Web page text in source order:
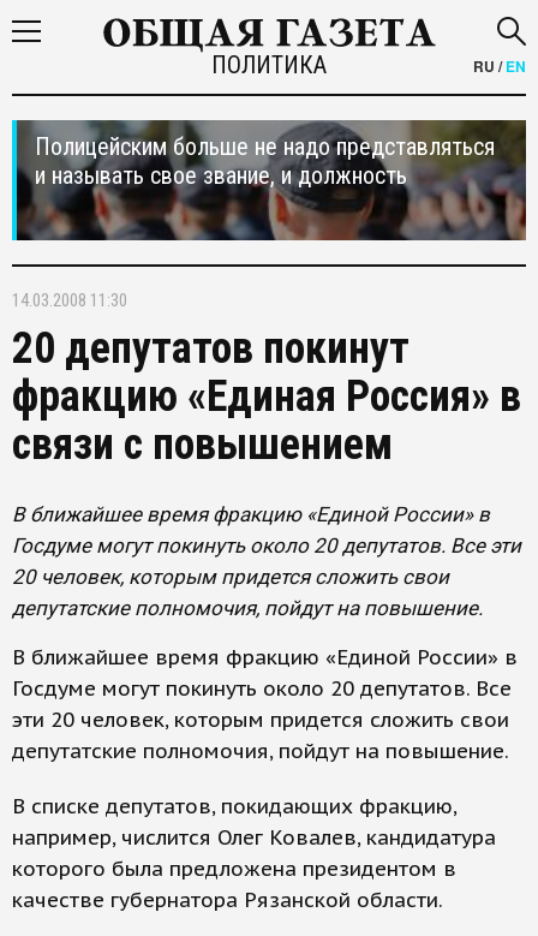
ПОЛИТИКА RU /EN
Полицейским больше не надо представляться
и называть свое звание, и должность
14.03.2008 11:30
20 депутатов покинут
фракцию «Единая Россия» в
связи с повышением
В ближайшее время фракцию «Единой России» в
Госдуме могут покинуть около 20 депутатов. Все эти
20 человек, которым придется сложить свои
депутатские полномочия, пойдут на повышение.
В ближайшее время фракцию «Единой России» в
Госдуме могут покинуть около 20 депутатов. Все
эти 20 человек, которым придется сложить свои
депутатские полномочия, пойдут на повышение.
В списке депутатов, покидающих фракцию,
например, числится Олег Ковалев, кандидатура
которого была предложена президентом в
качестве губернатора Рязанской области.